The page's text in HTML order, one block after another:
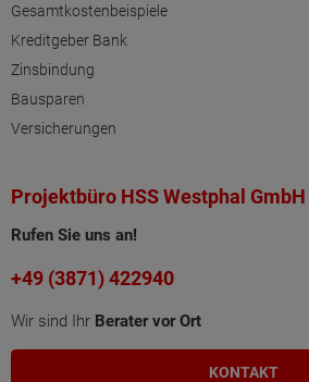
Gesamtkostenbeispiele
Kreditgeber Bank
Zinsbindung
Bausparen
Versicherungen
Projektbüro HSS Westphal GmbH
Rufen Sie uns an!
+49 (3871) 422940
Wir sind Ihr Berater vor Ort
KONTAKT